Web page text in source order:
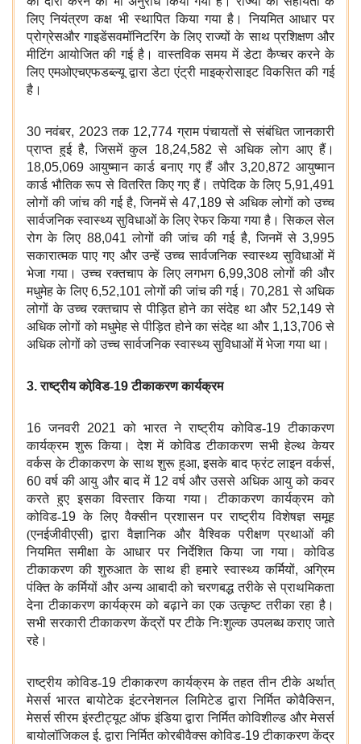
लिए नियंत्रण कक्ष भी स्थापित किया गया है। नियमित आधार पर
प्रोग्रेसऔर गाइडेंसवमॉनिटरिंग के लिए राज्यों के साथ प्रशिक्षण और
मीटिंग आयोजित की गई है। वास्तविक समय में डेटा कैप्चर करने के
लिए एमओएचएफडब्ल्यू द्वारा डेटा एंट्री माइक्रोसाइट विकसित की गई
है।
30नवंबर, 2023तक 12,774ग्राम पंचायतों से संबंधित जानकारी
प्राप्त हुई है,जिसमें कुल 18,24,582से अधिक लोग आए हैं।
18,05,069 आयुष्मान कार्ड बनाए गए हैं और3,20,872 आयुष्मान
कार्ड भौतिक रूप से वितरित किए गए हैं। तपेदिक के लिए 5,91,491
लोगों की जांच की गई है,जिनमें से47,189से अधिक लोगों को उच्च
सार्वजनिक स्वास्थ्य सुविधाओं के लिए रेफर किया गया है। सिकल सेल
रोग के लिए 88,041लोगों की जांच की गई है,जिनमें से3,995
सकारात्मक पाए गए और उन्हें उच्च सार्वजनिक स्वास्थ्य सुविधाओं में
भेजा गया। उच्च रक्तचाप के लिए लगभग6,99,308लोगों की और
मधुमेह के लिए 6,52,101लोगों की जांच की गई।70,281से अधिक
लोगों के उच्च रक्तचाप से पीड़ित होने का संदेह था और 52,149से
अधिक लोगों को मधुमेह से पीड़ित होने का संदेह था और 1,13,706से
अधिक लोगों को उच्च सार्वजनिक स्वास्थ्य सुविधाओं में भेजा गया था।
3.राष्ट्रीय कोवि़ड-19टीकाकरण कार्यक्रम
16जनवरी 2021को भारत ने राष्ट्रीय कोविड-19टीकाकरण
कार्यक्रम शुरू किया। देश में कोविड टीकाकरण सभी हेल्थ केयर
वर्कस के टीकाकरण के साथ शुरू हुआ,इसके बाद फ्रंट लाइन वर्कर्स,
60वर्ष की आयु और बाद में 12वर्ष और उससे अधिक आयु को कवर
करते हुए इसका विस्तार किया गया। टीकाकरण कार्यक्रम को
कोविड-19के लिए वैक्सीन प्रशासन पर राष्ट्रीय विशेषज्ञ समूह
(एनईजीवीएसी) द्वारा वैज्ञानिक और वैश्विक परीक्षण प्रथाओं की
नियमित समीक्षा के आधार पर निर्देशित किया जा गया। कोविड
टीकाकरण की शुरुआत के साथ ही हमारे स्वास्थ्य कर्मियों,अग्रिम
पंक्ति के कर्मियों और अन्य आबादी को चरणबद्ध तरीके से प्राथमिकता
देना टीकाकरण कार्यक्रम को बढ़ाने का एक उत्कृष्ट तरीका रहा है।
सभी सरकारी टीकाकरण केंद्रों पर टीके निःशुल्क उपलब्ध कराए जाते
रहे।
राष्ट्रीय कोविड-19टीकाकरण कार्यक्रम के तहत तीन टीके अर्थात्
मेसर्स भारत बायोटेक इंटरनेशनल लिमिटेड द्वारा निर्मित कोवैक्सिन,
मेसर्स सीरम इंस्टीट्यूट ऑफ इंडिया द्वारा निर्मित कोविशील्ड और मेसर्स
बायोलॉजिकल ई. द्वारा निर्मित कोरबीवैक्स कोविड-19टीकाकरण केंद्र